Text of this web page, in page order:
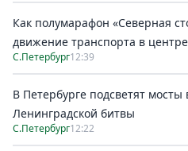
Как полумарафон «Северная
движение транспорта в
С.Петербург12:39
В Петербурге подсветят
Ленинградской битвы
С.Петербург12:22